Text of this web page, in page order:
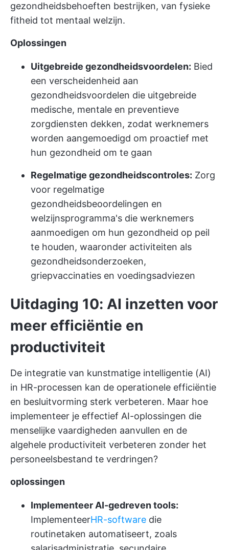
gezondheidsbehoeften bestrijken, van fysieke
fitheid tot mentaal welzijn.
Oplossingen
Uitgebreide gezondheidsvoordelen: Bied
een verscheidenheid aan
gezondheidsvoordelen die uitgebreide
medische, mentale en preventieve
zorgdiensten dekken, zodat werknemers
worden aangemoedigd om proactief met
hun gezondheid om te gaan
Regelmatige gezondheidscontroles: Zorg
voor regelmatige
gezondheidsbeoordelingen en
welzijnsprogramma's die werknemers
aanmoedigen om hun gezondheid op peil
te houden, waaronder activiteiten als
gezondheidsonderzoeken,
griepvaccinaties en voedingsadviezen
Uitdaging 10: AI inzetten voor
meer efficiëntie en
productiviteit
De integratie van kunstmatige intelligentie (AI)
in HR-processen kan de operationele efficiëntie
en besluitvorming sterk verbeteren. Maar hoe
implementeer je effectief AI-oplossingen die
menselijke vaardigheden aanvullen en de
algehele productiviteit verbeteren zonder het
personeelsbestand te verdringen?
oplossingen
Implementeer AI-gedreven tools:
ImplementeerHR-software die
routinetaken automatiseert, zoals